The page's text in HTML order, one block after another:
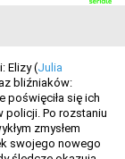
Elizy (Julia
bliźniaków:
poświęciła się ich
policji. Po rozstaniu
zmysłem
swojego nowego